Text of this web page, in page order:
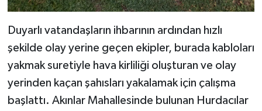
Duyarlı vatandaşların ihbarının ardından hızlı
şekilde olay yerine geçen ekipler, burada kabloları
yakmak suretiyle hava kirliliği oluşturan ve olay
yerinden kaçan şahısları yakalamak için çalışma
başlattı. Akınlar Mahallesinde bulunan Hurdacılar